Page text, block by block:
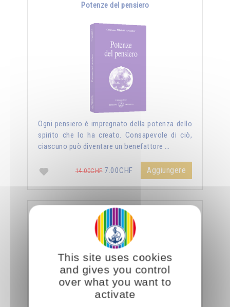
Potenze del pensiero
Ogni pensiero è impregnato della potenza dello
spirito che lo ha creato. Consapevole di ciò,
ciascuno può diventare un benefattore …
14.00CHF7.00CHF Aggiungere
La sessualità forza del cielo
This site uses cookies
and gives you control
over what you want to
activate